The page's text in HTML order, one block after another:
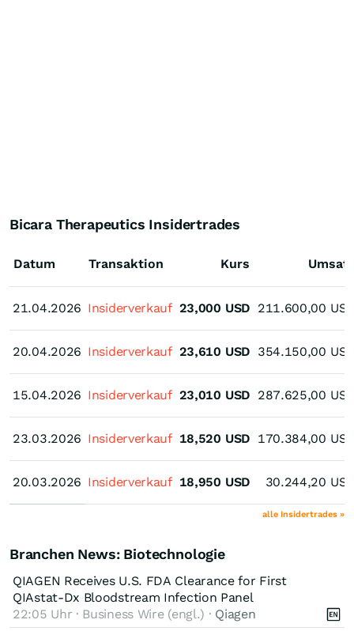
Bicara Therapeutics Insidertrades
Datum
21.04.2026
20.04.2026
15.04.2026
23.03.2026
20.03.2026
Transaktion Kurs Umsatz
21.04.2026 Insiderverkauf 23,000 USD 211.600,00
20.04.2026 Insiderverkauf 23,610 USD 354.150,00
15.04.2026 Insiderverkauf 23,010 USD 287.625,00
23.03.2026 Insiderverkauf 18,520 USD 170.384,00
20.03.2026 Insiderverkauf 18,950 USD 30.244,20
alle Insidertrades »
Branchen News: Biotechnologie
QIAGEN Receives U.S. FDA Clearance for First
QIAstat-Dx Bloodstream Infection Panel
22:05 Uhr · Business Wire (engl.) · Qiagen